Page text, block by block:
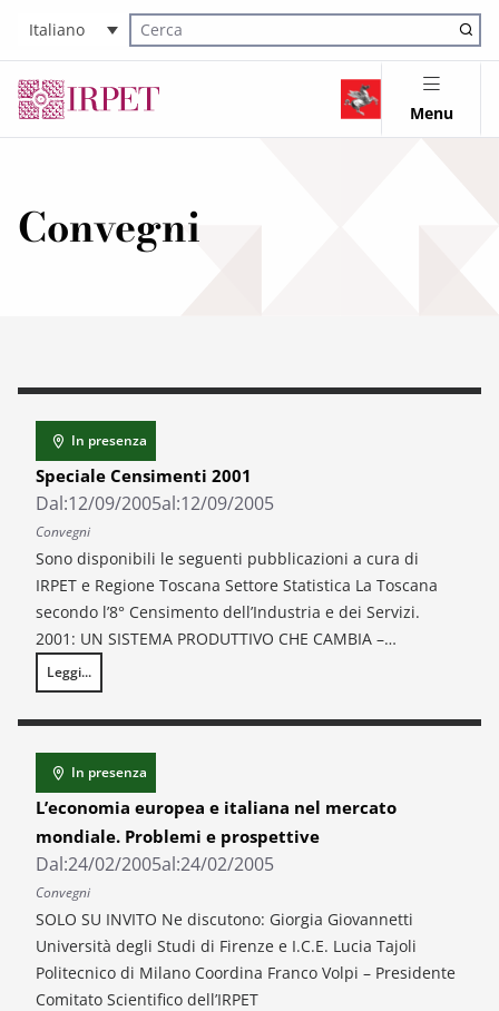
Italiano
Cerca nel sito
Menu
Convegni
In presenza
Speciale Censimenti 2001
Dal:12/09/2005al:12/09/2005
Convegni
Sono disponibili le seguenti pubblicazioni a cura di
IRPET e Regione Toscana Settore Statistica La Toscana
secondo l’8° Censimento dell’Industria e dei Servizi.
2001: UN SISTEMA PRODUTTIVO CHE CAMBIA –…
Leggi...
Speciale Censimenti 2001
In presenza
L’economia europea e italiana nel mercato
mondiale. Problemi e prospettive
Dal:24/02/2005al:24/02/2005
Convegni
SOLO SU INVITO Ne discutono: Giorgia Giovannetti
Università degli Studi di Firenze e I.C.E. Lucia Tajoli
Politecnico di Milano Coordina Franco Volpi – Presidente
Comitato Scientifico dell’IRPET